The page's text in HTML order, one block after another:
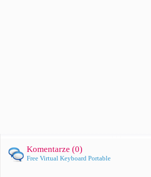
Komentarze (0)
Free Virtual Keyboard Portable